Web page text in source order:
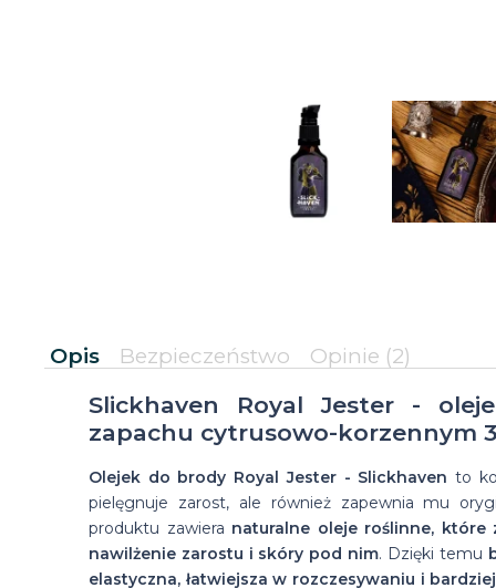
Opis Bezpieczeństwo Opinie (2)
Slickhaven Royal Jester -
zapachu cytrusowo-korzennym
Olejek do brody Royal Jester - Slickhavento
pielęgnuje zarost, ale również zapewnia mu
produktu zawiera naturalne oleje roślinne, które
nawilżenie zarostu i skóry pod nim. Dzięki temu
elastyczna, łatwiejsza w rozczesywaniu i